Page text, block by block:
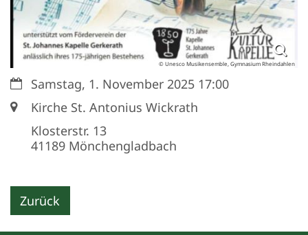
© Unesco Musikensemble, Gymnasium Rheindahlen
Datum:Samstag, 1. November 2025 17:00
Ort:Kirche St. Antonius Wickrath
Klosterstr. 13
41189 Mönchengladbach
Zurück